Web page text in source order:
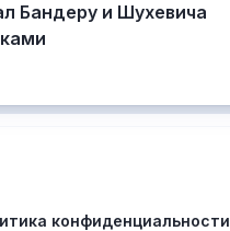
Бандеру и Шухевича
конфиденциальности